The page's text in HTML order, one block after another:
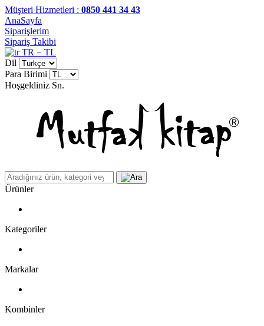
Müşteri Hizmetleri : 0850 441 34 43
AnaSayfa
Siparişlerim
Sipariş Takibi
TR − TL
Dil
Para Birimi
Hoşgeldiniz Sn.
Ürünler
Kategoriler
Markalar
Kombinler